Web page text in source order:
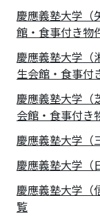
慶應義塾大学（
館・食事付き物
慶應義塾大学（
生会館・食事付
慶應義塾大学（
会館・食事付き
慶應義塾大学（
慶應義塾大学（
慶應義塾大学（
覧